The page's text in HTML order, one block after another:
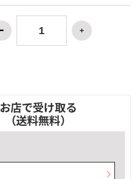
お店で受け取る
（送料無料）